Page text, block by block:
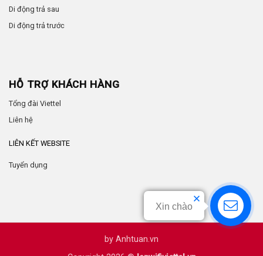
Di động trả sau
Di động trả trước
HỖ TRỢ KHÁCH HÀNG
Tổng đài Viettel
Liên hệ
LIÊN KẾT WEBSITE
Tuyển dụng
by Anhtuan.vn
Xin chào